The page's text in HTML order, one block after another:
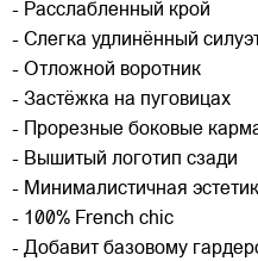
- Расслабленный крой
- Слегка удлинённый
- Отложной воротник
- Застёжка на пуговицах
- Прорезные боковые
- Вышитый логотип сзади
- Минималистичная
- 100% French chic
- Добавит базовому